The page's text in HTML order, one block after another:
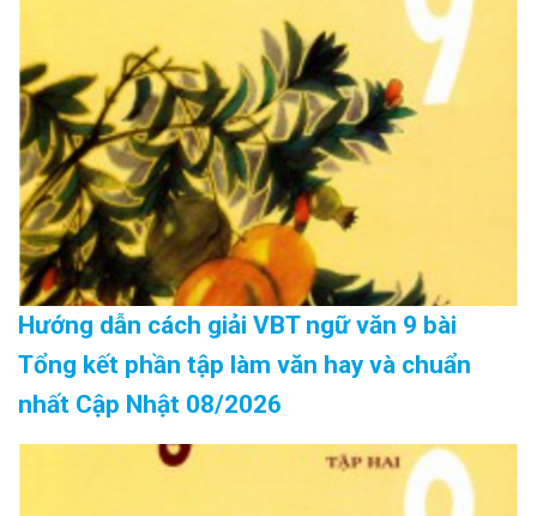
Hướng dẫn cách giải VBT ngữ văn 9 bài
Tổng kết phần tập làm văn hay và chuẩn
nhất Cập Nhật 08/2026